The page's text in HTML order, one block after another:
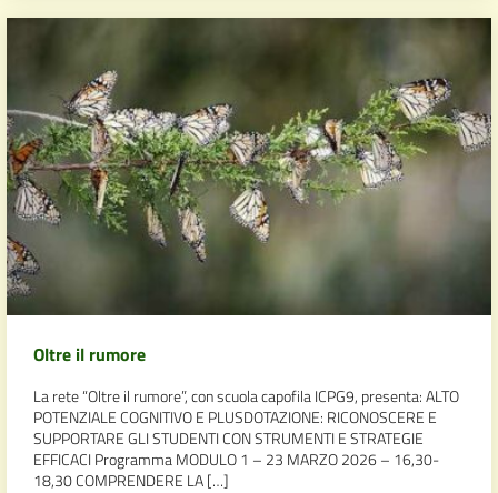
Oltre il rumore
La rete “Oltre il rumore”, con scuola capofila ICPG9, presenta: ALTO
POTENZIALE COGNITIVO E PLUSDOTAZIONE: RICONOSCERE E
SUPPORTARE GLI STUDENTI CON STRUMENTI E STRATEGIE
EFFICACI Programma MODULO 1 – 23 MARZO 2026 – 16,30-
18,30 COMPRENDERE LA […]